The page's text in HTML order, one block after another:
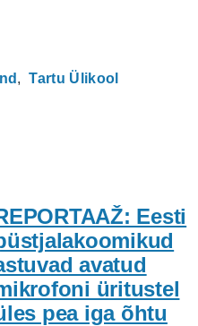
Tartu Ülikool
Eesti
avatud
üritustel
pea iga õhtu